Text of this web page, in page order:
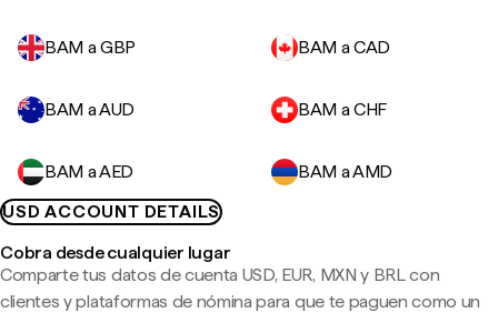
BAM a GBP BAM a CAD
BAM a AUD BAM a CHF
BAM a AED
BAM a AMD
USD ACCOUNT DETAILS
Cobra desde cualquier lugar
Comparte tus datos de cuenta USD, EUR, MXN y BRL con
clientes y plataformas de nómina para que te paguen como un